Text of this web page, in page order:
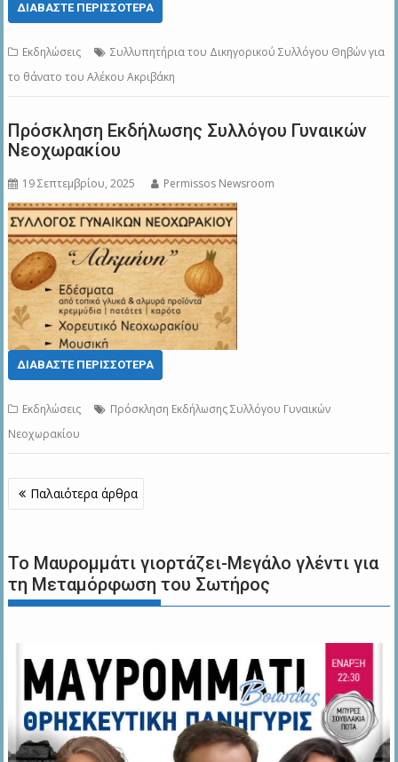
ΔΙΑΒΆΣΤΕ ΠΕΡΙΣΣΌΤΕΡΑ
Εκδηλώσεις
Συλλυπητήρια του Δικηγορικού Συλλόγου Θηβών για
το θάνατο του Αλέκου Ακριβάκη
Πρόσκληση Εκδήλωσης Συλλόγου Γυναικών
Νεοχωρακίου
19 Σεπτεμβρίου, 2025 Permissos Newsroom
ΔΙΑΒΆΣΤΕ ΠΕΡΙΣΣΌΤΕΡΑ
Εκδηλώσεις
Πρόσκληση Εκδήλωσης Συλλόγου Γυναικών
Νεοχωρακίου
Πλοήγηση
άρθρων
Παλαιότερα άρθρα
Το Μαυρομμάτι γιορτάζει-Μεγάλο γλέντι για
τη Μεταμόρφωση του Σωτήρος